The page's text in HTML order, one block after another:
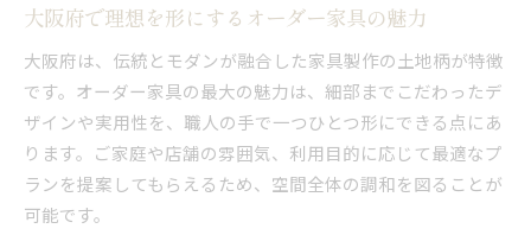
創造力が導く理想の暮らしとオーダー家具
大阪府で理想を形にするオーダー家具の魅力
大阪府は、伝統とモダンが融合した家具製作の土地柄が特徴
です。オーダー家具の最大の魅力は、細部までこだわったデ
ザインや実用性を、職人の手で一つひとつ形にできる点にあ
ります。ご家庭や店舗の雰囲気、利用目的に応じて最適なプ
ランを提案してもらえるため、空間全体の調和を図ることが
可能です。